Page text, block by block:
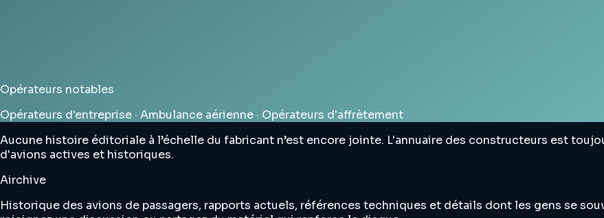
Opérateurs notables
Opérateurs d'entreprise · Ambulance aérienne · Opérateurs d'affrètement
Aucune histoire éditoriale à l’échelle du fabricant n’est encore jointe. L'annuaire des constructeurs est
d'avions actives et historiques.
Airchive
Historique des avions de passagers, rapports actuels, références techniques et détails dont les gens se